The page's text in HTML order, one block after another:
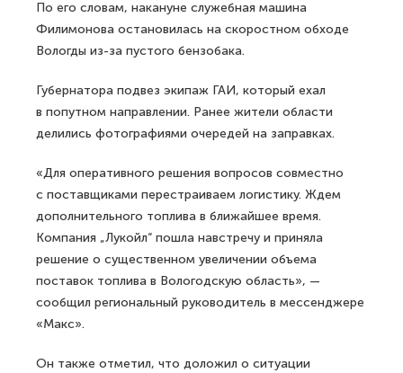
По его словам, накануне служебная машина
Филимонова остановилась на скоростном обходе
Вологды из-за пустого бензобака.
Губернатора подвез экипаж ГАИ, который ехал
в попутном направлении. Ранее жители области
делились фотографиями очередей на заправках.
«Для оперативного решения вопросов совместно
с поставщиками перестраиваем логистику. Ждем
дополнительного топлива в ближайшее время.
Компания „Лукойл“ пошла навстречу и приняла
решение о существенном увеличении объема
поставок топлива в Вологодскую область», —
сообщил региональный руководитель в мессенджере
«Макс».
Он также отметил, что доложил о ситуации